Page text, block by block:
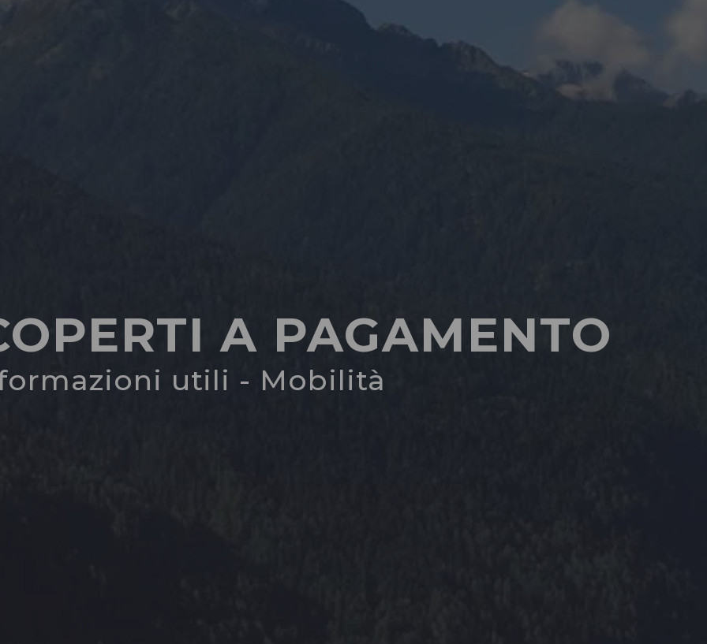
A PAGAMENTO
utili - Mobilità